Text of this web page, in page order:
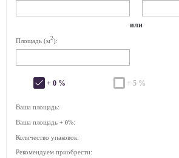
или
Площадь (м2):
+ 0 % + 5 %
Ваша площадь:
Ваша площадь + 0%:
Количество упаковок:
Рекомендуем приобрести: